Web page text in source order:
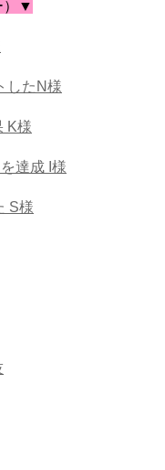
）▼
したN様
K様
達成 I様
S様